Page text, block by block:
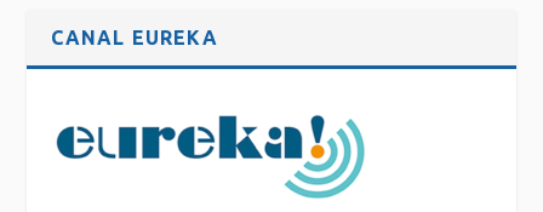
CANAL EUREKA